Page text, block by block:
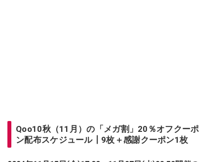
Qoo10秋（11月）の「メガ割」20％オフクーポ
ン配布スケジュール┃9枚＋感謝クーポン1枚